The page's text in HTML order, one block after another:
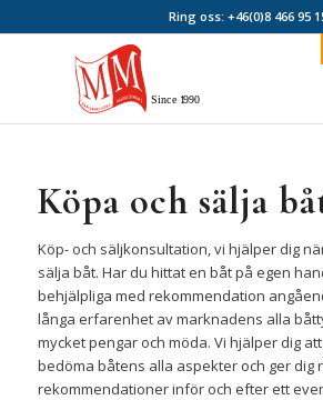
Ring oss: +46(0)8 466 95
Since 1990
Köpa och sälja
Köp- och säljkonsultation, vi hjälper dig
sälja båt. Har du hittat en båt på egen
behjälpliga med rekommendation
långa erfarenhet av marknadens alla
mycket pengar och möda. Vi hjälper dig
bedöma båtens alla aspekter och ger dig
rekommendationer inför och efter ett